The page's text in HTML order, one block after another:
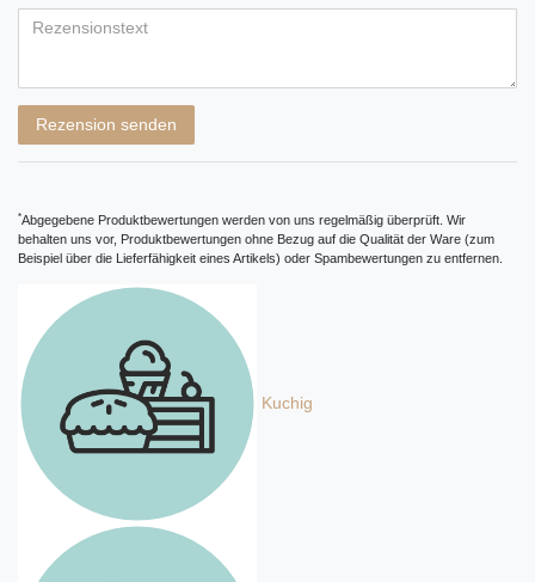
Rezension senden
*Abgegebene Produktbewertungen werden von uns regelmäßig überprüft. Wir
behalten uns vor, Produktbewertungen ohne Bezug auf die Qualität der Ware (zum
Beispiel über die Lieferfähigkeit eines Artikels) oder Spambewertungen zu entfernen.
Kuchig